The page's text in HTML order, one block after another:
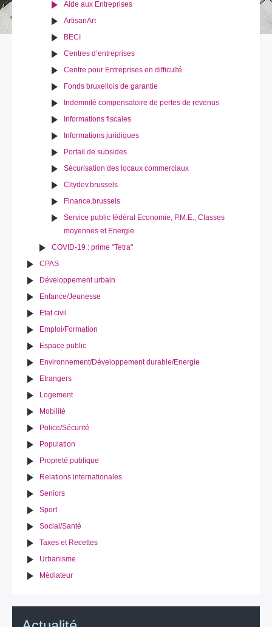
Aide aux Entreprises
ArtisanArt
BECI
Centres d’entreprises
Centre pour Entreprises en difficulté
Fonds bruxellois de garantie
Indemnité compensatoire de pertes de revenus
Informations fiscales
Informations juridiques
Portail de subsides
Sécurisation des locaux commerciaux
Citydev.brussels
Finance.brussels
Service public fédéral Economie, P.M.E., Classes
moyennes et Energie
COVID-19 : prime "Tetra"
CPAS
Développement urbain
Enfance/Jeunesse
Etat civil
Emploi/Formation
Espace public
Environnement/Développement durable/Energie
Etrangers
Logement
Mobilité
Police/Sécurité
Population
Propreté publique
Relations internationales
Seniors
Sport
Social/Santé
Taxes et Recettes
Urbanisme
Médiateur